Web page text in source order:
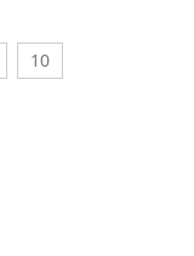
10